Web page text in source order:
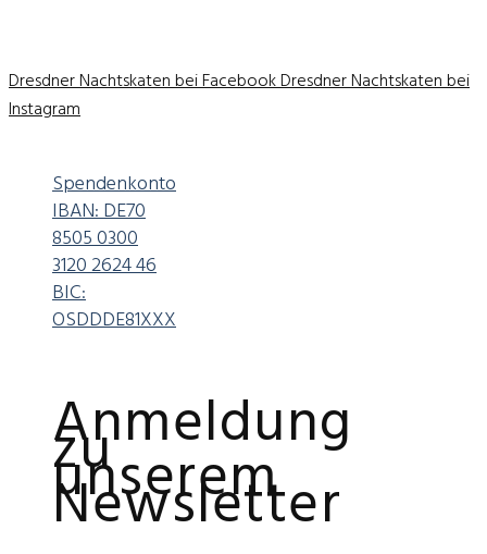
Dresdner Nachtskaten bei FacebookDresdner Nachtskaten bei
Instagram
Spendenkonto
IBAN: DE70
8505 0300
3120 2624 46
BIC:
OSDDDE81XXX
Anmeldung
zu
unserem
Newsletter